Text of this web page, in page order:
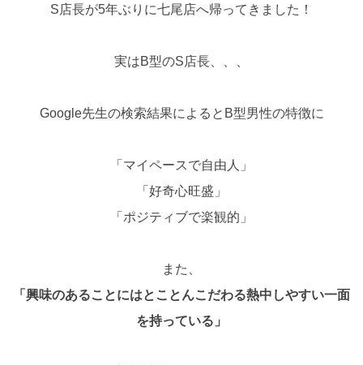
S店長が5年ぶりに七尾店へ帰ってきました！
実はB型のS店長、、、
Google先生の検索結果によるとB型男性の特徴に
「マイペースで自由人」
「好奇心旺盛」
「ポジティブで楽観的」
また、
「興味のあることにはとことんこだわる熱中しやすい一面
を持っている」